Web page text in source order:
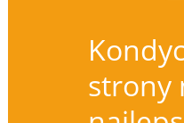
strony